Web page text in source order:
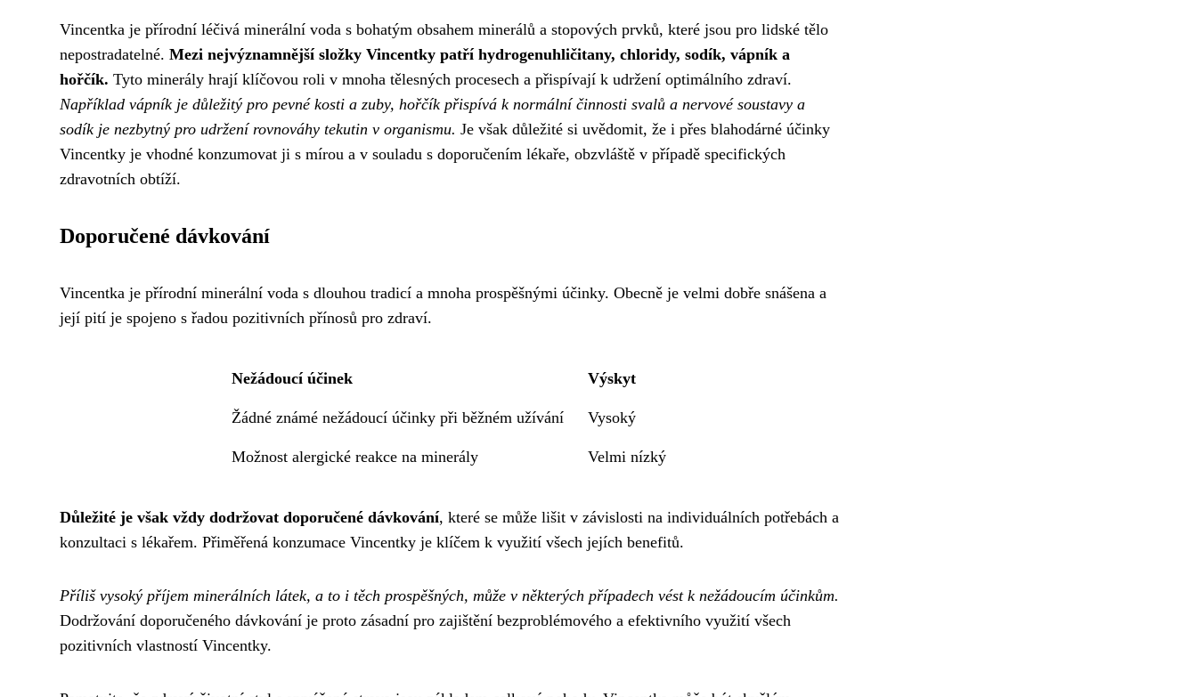
Vincentka je přírodní léčivá minerální voda s bohatým obsahem minerálů a stopových prvků, které jsou pro lidské tělo
nepostradatelné. Mezi nejvýznamnější složky Vincentky patří hydrogenuhličitany, chloridy, sodík, vápník a
hořčík. Tyto minerály hrají klíčovou roli v mnoha tělesných procesech a přispívají k udržení optimálního zdraví.
Například vápník je důležitý pro pevné kosti a zuby, hořčík přispívá k normální činnosti svalů a nervové soustavy a
sodík je nezbytný pro udržení rovnováhy tekutin v organismu. Je však důležité si uvědomit, že i přes blahodárné účinky
Vincentky je vhodné konzumovat ji s mírou a v souladu s doporučením lékaře, obzvláště v případě specifických
zdravotních obtíží.
Doporučené dávkování
Vincentka je přírodní minerální voda s dlouhou tradicí a mnoha prospěšnými účinky. Obecně je velmi dobře snášena a
její pití je spojeno s řadou pozitivních přínosů pro zdraví.
Nežádoucí účinek Výskyt
Žádné známé nežádoucí účinky při běžném užívání Vysoký
Možnost alergické reakce na minerály Velmi nízký
Důležité je však vždy dodržovat doporučené dávkování, které se může lišit v závislosti na individuálních potřebách a
konzultaci s lékařem. Přiměřená konzumace Vincentky je klíčem k využití všech jejích benefitů.
Příliš vysoký příjem minerálních látek, a to i těch prospěšných, může v některých případech vést k nežádoucím účinkům.
Dodržování doporučeného dávkování je proto zásadní pro zajištění bezproblémového a efektivního využití všech
pozitivních vlastností Vincentky.